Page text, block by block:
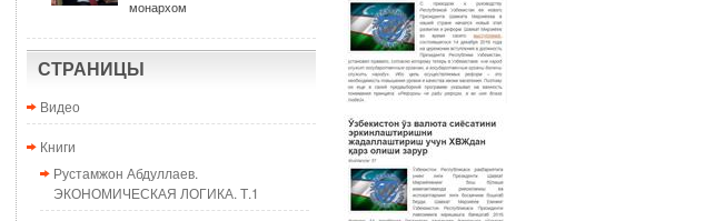
монархом
СТРАНИЦЫ
Видео
Книги
Рустамжон Абдуллаев.
ЭКОНОМИЧЕСКАЯ ЛОГИКА. Т.1